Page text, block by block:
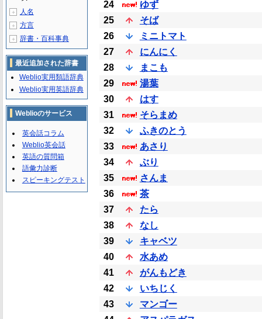
24
ゆず
25
そば
26
ミニトマト
27
にんにく
28
まこも
29
湯葉
30
はす
31
そらまめ
32
ふきのとう
33
あさり
34
ぶり
35
さんま
36
茶
37
たら
38
なし
39
キャベツ
40
水あめ
41
がんもどき
42
いちじく
43
マンゴー
＋ 人名
＋ 方言
＋ 辞書・百科事典
最近追加された辞書
Weblio実用類語辞典
Weblio実用英語辞典
Weblioのサービス
英会話コラム
Weblio英会話
英語の質問箱
語彙力診断
スピーキングテスト